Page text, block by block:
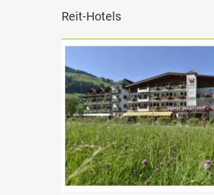
Reit-Hotels